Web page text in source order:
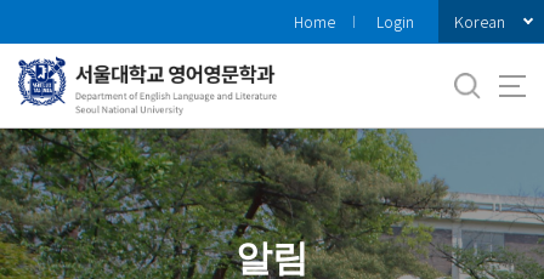
로
메
뉴
Home Login Korean
알림